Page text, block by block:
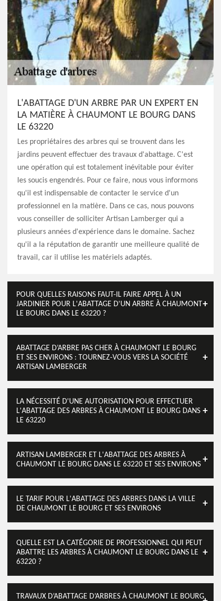
L'ABATTAGE D'UN ARBRE PAR UN EXPERT EN
LA MATIÈRE À CHAUMONT LE BOURG DANS
LE 63220
Les propriétaires des arbres qui se trouvent dans les
jardins peuvent effectuer des travaux d'abattage. C'est
une opération qui est totalement inévitable pour éviter
les soucis engendrés. Pour ce faire, nous vous informons
qu'il est indispensable de contacter le service d'un
professionnel en la matière. Dans ce cas, nous pouvons
vous conseiller de solliciter Artisan Lamberger qui a
plusieurs années d'expérience dans le domaine. Sachez
qu'il a la réputation de garantir une meilleure qualité de
travail, car il utilise les matériels adaptés.
POUR QUELLES RAISONS FAUT-IL FAIRE APPEL À UN
JARDINIER POUR L'ABATTAGE D'UN ARBRE À CHAUMONT
LE BOURG DANS LE 63220 ?
ABATTAGE D’ARBRE PAS CHER À CHAUMONT LE BOURG
ET SES ENVIRONS : TOURNEZ-VOUS VERS LA SOCIÉTÉ
ARTISAN LAMBERGER
LA NÉCESSITÉ D'UNE AUTORISATION POUR EFFECTUER
L'ABATTAGE DES ARBRES À CHAUMONT LE BOURG DANS
LE 63220
ARTISAN LAMBERGER ET L'ABATTAGE DES ARBRES À
CHAUMONT LE BOURG DANS LE 63220 ET SES ENVIRONS
LE TARIF POUR L'ABATTAGE DES ARBRES DANS LA VILLE
DE CHAUMONT LE BOURG ET SES ENVIRONS
QUELLE EST LA CATÉGORIE DE PROFESSIONNEL QUI PEUT
ABATTRE LES ARBRES À CHAUMONT LE BOURG DANS LE
63220 ?
TRAVAUX D’ABATTAGE D’ARBRES À CHAUMONT LE BOURG